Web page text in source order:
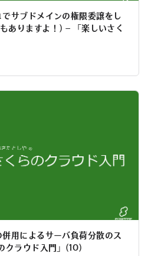
サブドメインの権限委譲をし
ありますよ！) – 「楽しいさく
用によるサーバ負荷分散のス
クラウド入門」(10)